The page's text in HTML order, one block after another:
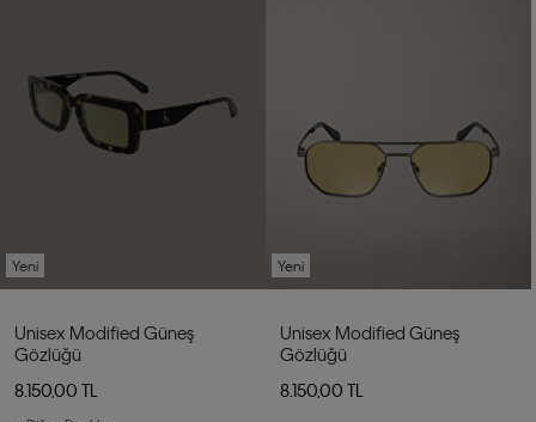
Yeni
Unisex Modified Güneş
Gözlüğü
8.150,00 TL
Yeni
Unisex Modified Güneş
Gözlüğü
8.150,00 TL